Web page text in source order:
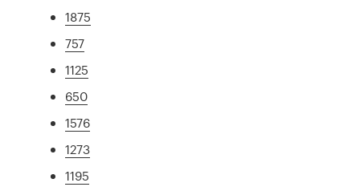
1875
757
1125
650
1576
1273
1195